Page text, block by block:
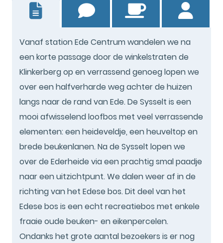
Vanaf station Ede Centrum wandelen we na
een korte passage door de winkelstraten de
Klinkerberg op en verrassend genoeg lopen we
over een halfverharde weg achter de huizen
langs naar de rand van Ede. De Sysselt is een
mooi afwisselend loofbos met veel verrassende
elementen: een heideveldje, een heuveltop en
brede beukenlanen. Na de Sysselt lopen we
over de Ederheide via een prachtig smal paadje
naar een uitzichtpunt. We dalen weer af in de
richting van het Edese bos. Dit deel van het
Edese bos is een echt recreatiebos met enkele
fraaie oude beuken- en eikenpercelen.
Ondanks het grote aantal bezoekers is er nog